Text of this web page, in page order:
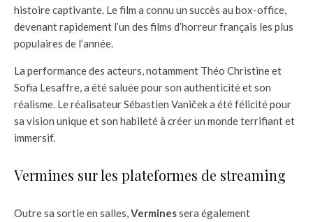
histoire captivante. Le film a connu un succès au box-office,
devenant rapidement l’un des films d’horreur français les plus
populaires de l’année.
La performance des acteurs, notamment Théo Christine et
Sofia Lesaffre, a été saluée pour son authenticité et son
réalisme. Le réalisateur Sébastien Vaniček a été félicité pour
sa vision unique et son habileté à créer un monde terrifiant et
immersif.
Vermines sur les plateformes de streaming
Outre sa sortie en salles,Verminessera également